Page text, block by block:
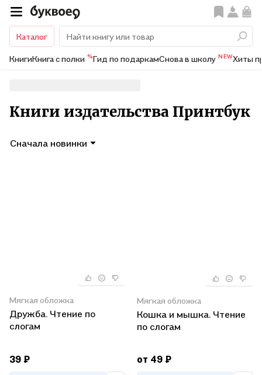
Каталог
КнигиКнига с полки %Гид по подаркамСнова в школу NEWХиты
Книги издательства Принтбук
Сначала новинки
Мягкая обложка
Дружба. Чтение по
слогам
39 ₽
Мягкая обложка
Кошка и мышка. Чтение
по слогам
от 49 ₽